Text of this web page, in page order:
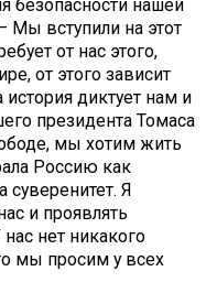
безопасности нашей
Мы вступили на этот
от нас этого,
от этого зависит
диктует нам и
президента Томаса
мы хотим жить
Россию как
Я
и проявлять
нет никакого
мы просим у всех